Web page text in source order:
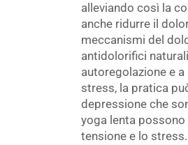
alleviando così la
anche ridurre il
meccanismi del
antidolorifici
autoregolazione e
stress, la pratica
depressione che
yoga lenta possono
tensione e lo